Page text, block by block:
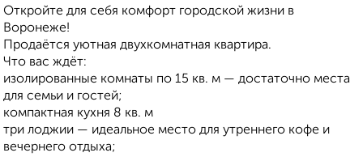
Откройте для себя комфорт городской жизни в
Воронеже!
Продаётся уютная двухкомнатная квартира.
Что вас ждёт:
изолированные комнаты по 15 кв. м — достаточно места
для семьи и гостей;
компактная кухня 8 кв. м
три лоджии — идеальное место для утреннего кофе и
вечернего отдыха;